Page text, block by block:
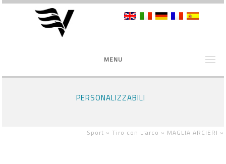
MENU
PERSONALIZZABILI
Sport » Tiro con L'arco » MAGLIA ARCIERI »